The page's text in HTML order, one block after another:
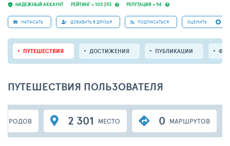
НАДЕЖНЫЙ АККАУНТ РЕЙТИНГ + 105 293 РЕПУТАЦИЯ + 94
НАПИСАТЬ ДОБАВИТЬ В ДРУЗЬЯ ПОДПИСАТЬСЯ ОЦЕНИТЬ
ПУТЕШЕСТВИЯ ДОСТИЖЕНИЯ ПУБЛИКАЦИИ
ПУТЕШЕСТВИЯ ПОЛЬЗОВАТЕЛЯ
2 301 МЕСТО 0 МАРШРУТОВ